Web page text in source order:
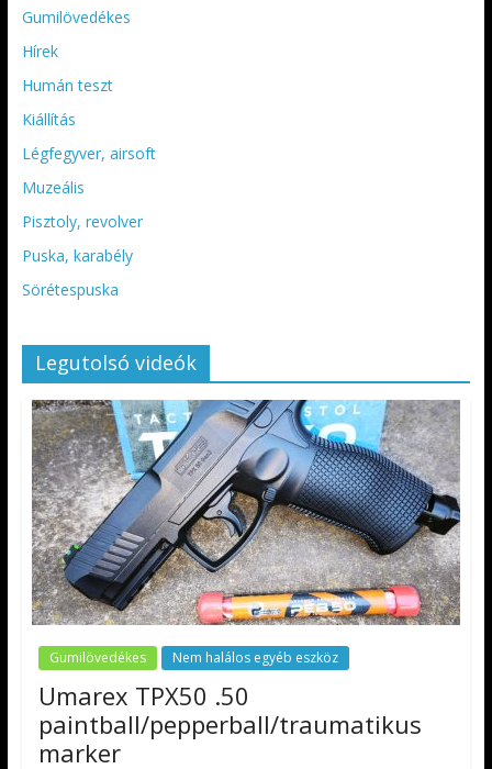
Gumilövedékes
Hírek
Humán teszt
Kiállítás
Légfegyver, airsoft
Muzeális
Pisztoly, revolver
Puska, karabély
Sörétespuska
Legutolsó videók
Gumilövedékes Nem halálos egyéb eszköz
Umarex TPX50 .50
paintball/pepperball/traumatikus
marker